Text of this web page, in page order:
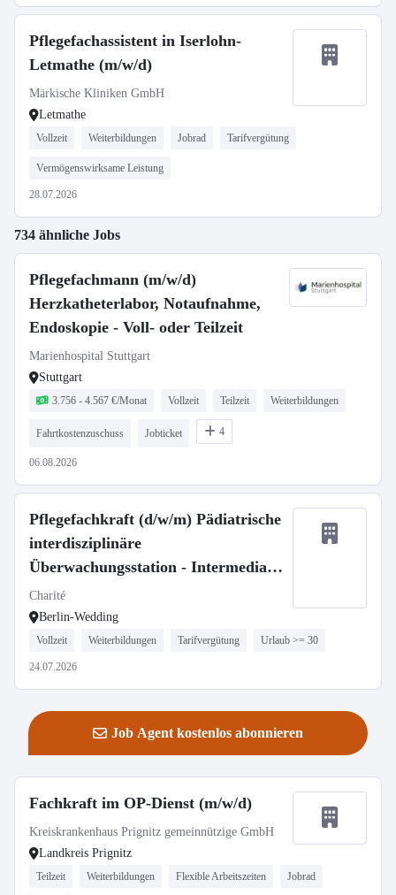
Pflegefachassistent in Iserlohn-
Letmathe (m/w/d)
Märkische Kliniken GmbH
Letmathe
Vollzeit Weiterbildungen Jobrad Tarifvergütung
Vermögenswirksame Leistung
28.07.2026
734 ähnliche Jobs
Pflegefachmann (m/w/d)
Herzkatheterlabor, Notaufnahme,
Endoskopie - Voll- oder Teilzeit
Marienhospital Stuttgart
Stuttgart
3.756 - 4.567 €/Monat Vollzeit Teilzeit Weiterbildungen
Fahrtkostenzuschuss Jobticket 4
06.08.2026
Pflegefachkraft (d/w/m) Pädiatrische
interdisziplinäre
Überwachungsstation - Intermediate
Care
Charité
Berlin-Wedding
Vollzeit Weiterbildungen Tarifvergütung Urlaub >= 30
24.07.2026
Job Agent kostenlos abonnieren
Fachkraft im OP-Dienst (m/w/d)
Kreiskrankenhaus Prignitz gemeinnützige GmbH
Landkreis Prignitz
Teilzeit Weiterbildungen Flexible Arbeitszeiten Jobrad